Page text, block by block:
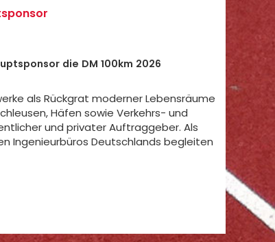
die DM 100km 2026
als Rückgrat moderner Lebensräume
Häfen sowie Verkehrs- und
und privater Auftraggeber. Als
Ingenieurbüros Deutschlands begleiten